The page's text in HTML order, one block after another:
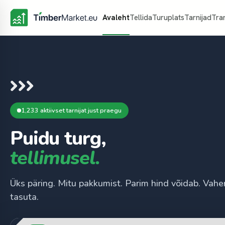
AvalehtTellidaTuruplatsTarnijad
1,233 aktiivset tarnijat just praegu
Puidu turg,
tellimusel.
Üks päring. Mitu pakkumist. Parim hind võidab.
tasuta.